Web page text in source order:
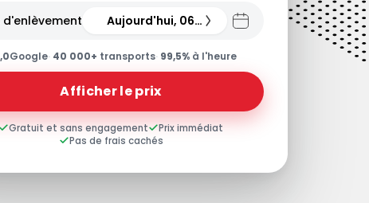
d'enlèvement Aujourd'hui, 06.08.26
Google· 40 000+ transports· 99,5% à l'heure
Afficher le prix
Gratuit et sans engagement
Prix immédiat
Pas de frais cachés